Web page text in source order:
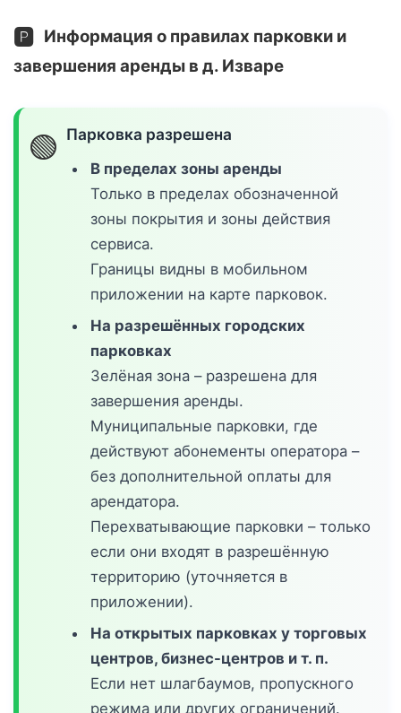
🅿️ Информация о правилах парковки и
завершения аренды в д. Изваре
🟢 Парковка разрешена
В пределах зоны аренды
Только в пределах обозначенной
зоны покрытия и зоны действия
сервиса.
Границы видны в мобильном
приложении на карте парковок.
На разрешённых городских
парковках
Зелёная зона – разрешена для
завершения аренды.
Муниципальные парковки, где
действуют абонементы оператора –
без дополнительной оплаты для
арендатора.
Перехватывающие парковки – только
если они входят в разрешённую
территорию (уточняется в
приложении).
На открытых парковках у торговых
центров, бизнес-центров и т. п.
Если нет шлагбаумов, пропускного
режима или других ограничений.